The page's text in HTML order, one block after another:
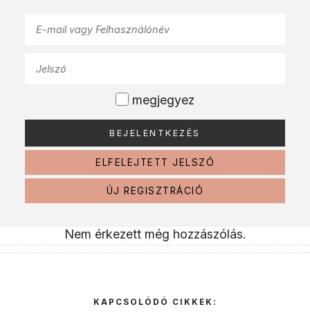
megjegyez
ELFELEJTETT JELSZÓ
ÚJ REGISZTRÁCIÓ
Nem érkezett még hozzászólás.
KAPCSOLÓDÓ CIKKEK: